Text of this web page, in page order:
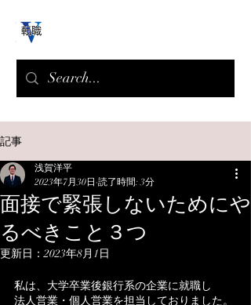
記事
面接で緊張しないためにや
るべきこと３つ
浅賀洋平
2023年7月30日 読了時間: 3分
更新日：2023年8月1日
私は、大学卒業後銀行系の企業に就職し
法人営業・個人営業を担当しておりました。